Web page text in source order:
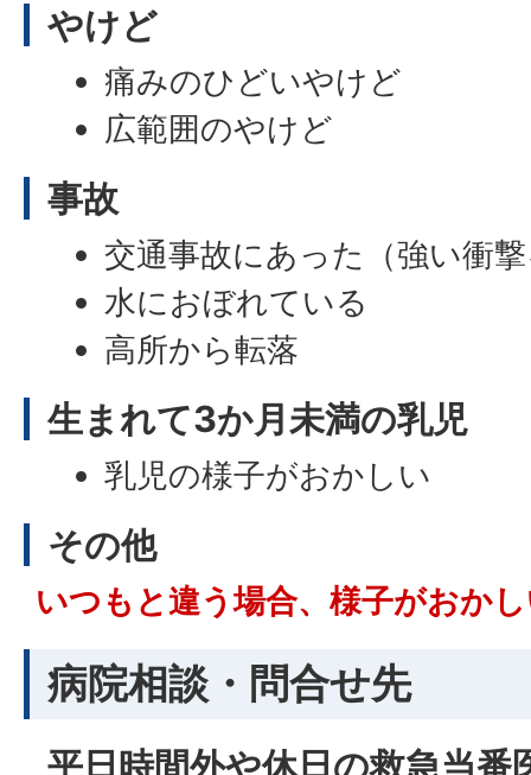
やけど
痛みのひどいやけど
広範囲のやけど
事故
交通事故にあった（強い衝
水におぼれている
高所から転落
生まれて3か月未満の乳児
乳児の様子がおかしい
その他
いつもと違う場合、様子がおか
病院相談・問合せ先
平日時間外や休日の救急当番